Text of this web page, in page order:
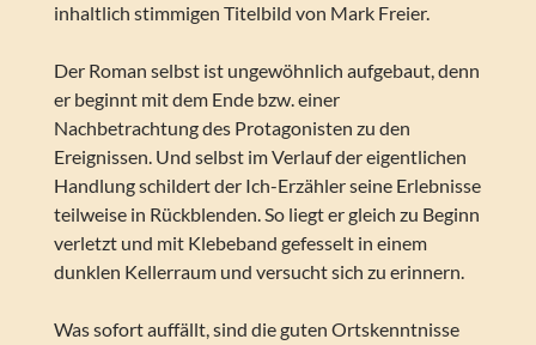
inhaltlich stimmigen Titelbild von Mark Freier.
Der Roman selbst ist ungewöhnlich aufgebaut, denn
er beginnt mit dem Ende bzw. einer
Nachbetrachtung des Protagonisten zu den
Ereignissen. Und selbst im Verlauf der eigentlichen
Handlung schildert der Ich-Erzähler seine Erlebnisse
teilweise in Rückblenden. So liegt er gleich zu Beginn
verletzt und mit Klebeband gefesselt in einem
dunklen Kellerraum und versucht sich zu erinnern.
Was sofort auffällt, sind die guten Ortskenntnisse